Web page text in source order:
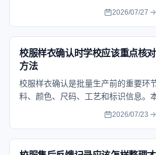
录方法，帮助学校降低集中发放风险
2026/07/27
校服样衣确认时学校应该重点核
方法
校服样衣确认是批量生产前的重要环
料、颜色、尺码、工艺和标识信息。
项目，帮助减少大货交付后的争议。
2026/07/23